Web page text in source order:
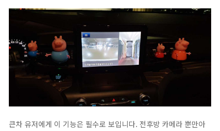
큰차 유저에게 이 기능은 필수로 보입니다. 전후방 카메라 뿐만아